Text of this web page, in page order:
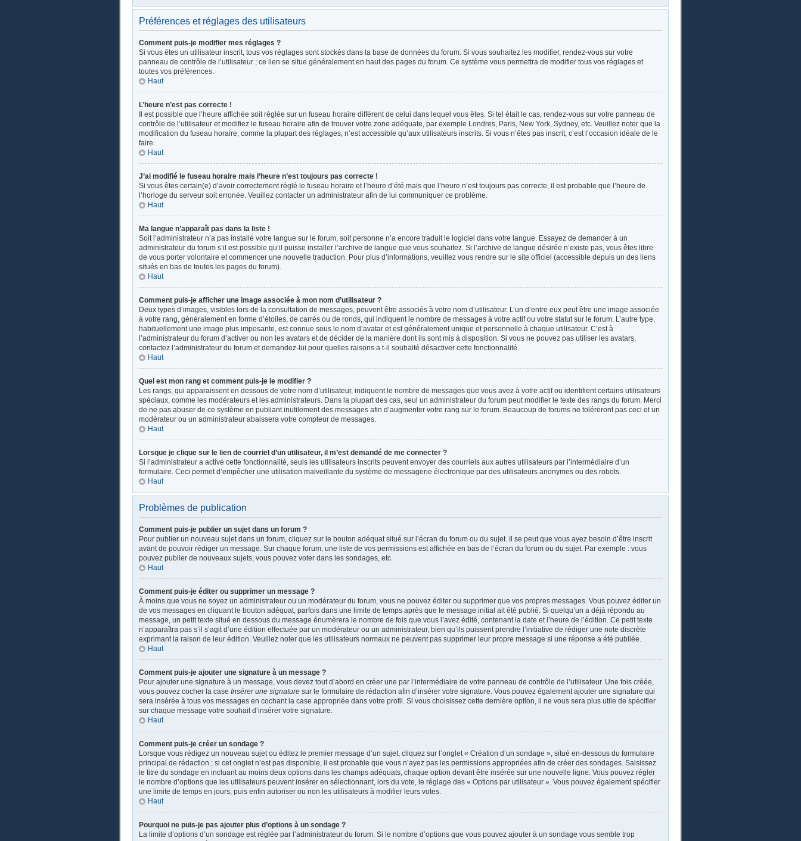
Préférences et réglages des utilisateurs
Comment puis-je modifier mes réglages ?
Si vous êtes un utilisateur inscrit, tous vos réglages sont stockés dans la base de données du forum. Si vous souhaitez les modifier, rendez-vous sur votre
panneau de contrôle de l’utilisateur ; ce lien se situe généralement en haut des pages du forum. Ce système vous permettra de modifier tous vos réglages et
toutes vos préférences.
Haut
L’heure n’est pas correcte !
Il est possible que l’heure affichée soit réglée sur un fuseau horaire différent de celui dans lequel vous êtes. Si tel était le cas, rendez-vous sur votre panneau de
contrôle de l’utilisateur et modifiez le fuseau horaire afin de trouver votre zone adéquate, par exemple Londres, Paris, New York, Sydney, etc. Veuillez noter que la
modification du fuseau horaire, comme la plupart des réglages, n’est accessible qu’aux utilisateurs inscrits. Si vous n’êtes pas inscrit, c’est l’occasion idéale de le
faire.
Haut
J’ai modifié le fuseau horaire mais l’heure n’est toujours pas correcte !
Si vous êtes certain(e) d’avoir correctement réglé le fuseau horaire et l’heure d’été mais que l’heure n’est toujours pas correcte, il est probable que l’heure de
l’horloge du serveur soit erronée. Veuillez contacter un administrateur afin de lui communiquer ce problème.
Haut
Ma langue n’apparaît pas dans la liste !
Soit l’administrateur n’a pas installé votre langue sur le forum, soit personne n’a encore traduit le logiciel dans votre langue. Essayez de demander à un
administrateur du forum s’il est possible qu’il puisse installer l’archive de langue que vous souhaitez. Si l’archive de langue désirée n’existe pas, vous êtes libre
de vous porter volontaire et commencer une nouvelle traduction. Pour plus d’informations, veuillez vous rendre sur le site officiel (accessible depuis un des liens
situés en bas de toutes les pages du forum).
Haut
Comment puis-je afficher une image associée à mon nom d’utilisateur ?
Deux types d’images, visibles lors de la consultation de messages, peuvent être associés à votre nom d’utilisateur. L’un d’entre eux peut être une image associée
à votre rang, généralement en forme d’étoiles, de carrés ou de ronds, qui indiquent le nombre de messages à votre actif ou votre statut sur le forum. L’autre type,
habituellement une image plus imposante, est connue sous le nom d’avatar et est généralement unique et personnelle à chaque utilisateur. C’est à
l’administrateur du forum d’activer ou non les avatars et de décider de la manière dont ils sont mis à disposition. Si vous ne pouvez pas utiliser les avatars,
contactez l’administrateur du forum et demandez-lui pour quelles raisons a t-il souhaité désactiver cette fonctionnalité.
Haut
Quel est mon rang et comment puis-je le modifier ?
Les rangs, qui apparaissent en dessous de votre nom d’utilisateur, indiquent le nombre de messages que vous avez à votre actif ou identifient certains utilisateurs
spéciaux, comme les modérateurs et les administrateurs. Dans la plupart des cas, seul un administrateur du forum peut modifier le texte des rangs du forum. Merci
de ne pas abuser de ce système en publiant inutilement des messages afin d’augmenter votre rang sur le forum. Beaucoup de forums ne toléreront pas ceci et un
modérateur ou un administrateur abaissera votre compteur de messages.
Haut
Lorsque je clique sur le lien de courriel d’un utilisateur, il m’est demandé de me connecter ?
Si l’administrateur a activé cette fonctionnalité, seuls les utilisateurs inscrits peuvent envoyer des courriels aux autres utilisateurs par l’intermédiaire d’un
formulaire. Ceci permet d’empêcher une utilisation malveillante du système de messagerie électronique par des utilisateurs anonymes ou des robots.
Haut
Problèmes de publication
Comment puis-je publier un sujet dans un forum ?
Pour publier un nouveau sujet dans un forum, cliquez sur le bouton adéquat situé sur l’écran du forum ou du sujet. Il se peut que vous ayez besoin d’être inscrit
avant de pouvoir rédiger un message. Sur chaque forum, une liste de vos permissions est affichée en bas de l’écran du forum ou du sujet. Par exemple : vous
pouvez publier de nouveaux sujets, vous pouvez voter dans les sondages, etc.
Haut
Comment puis-je éditer ou supprimer un message ?
À moins que vous ne soyez un administrateur ou un modérateur du forum, vous ne pouvez éditer ou supprimer que vos propres messages. Vous pouvez éditer un
de vos messages en cliquant le bouton adéquat, parfois dans une limite de temps après que le message initial ait été publié. Si quelqu’un a déjà répondu au
message, un petit texte situé en dessous du message énumèrera le nombre de fois que vous l’avez édité, contenant la date et l’heure de l’édition. Ce petit texte
n’apparaîtra pas s’il s’agit d’une édition effectuée par un modérateur ou un administrateur, bien qu’ils puissent prendre l’initiative de rédiger une note discrète
exprimant la raison de leur édition. Veuillez noter que les utilisateurs normaux ne peuvent pas supprimer leur propre message si une réponse a été publiée.
Haut
Comment puis-je ajouter une signature à un message ?
Pour ajouter une signature à un message, vous devez tout d’abord en créer une par l’intermédiaire de votre panneau de contrôle de l’utilisateur. Une fois créée,
vous pouvez cocher la case Insérer une signature sur le formulaire de rédaction afin d’insérer votre signature. Vous pouvez également ajouter une signature qui
sera insérée à tous vos messages en cochant la case appropriée dans votre profil. Si vous choisissez cette dernière option, il ne vous sera plus utile de spécifier
sur chaque message votre souhait d’insérer votre signature.
Haut
Comment puis-je créer un sondage ?
Lorsque vous rédigez un nouveau sujet ou éditez le premier message d’un sujet, cliquez sur l’onglet « Création d’un sondage », situé en-dessous du formulaire
principal de rédaction ; si cet onglet n’est pas disponible, il est probable que vous n’ayez pas les permissions appropriées afin de créer des sondages. Saisissez
le titre du sondage en incluant au moins deux options dans les champs adéquats, chaque option devant être insérée sur une nouvelle ligne. Vous pouvez régler
le nombre d’options que les utilisateurs peuvent insérer en sélectionnant, lors du vote, le réglage des « Options par utilisateur ». Vous pouvez également spécifier
une limite de temps en jours, puis enfin autoriser ou non les utilisateurs à modifier leurs votes.
Haut
Pourquoi ne puis-je pas ajouter plus d’options à un sondage ?
La limite d’options d’un sondage est réglée par l’administrateur du forum. Si le nombre d’options que vous pouvez ajouter à un sondage vous semble trop